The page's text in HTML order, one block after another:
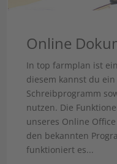
Online
In top farmplan ist
diesem kannst du
Schreibprogramm
nutzen. Die
unseres Online
den bekannten
funktioniert es...